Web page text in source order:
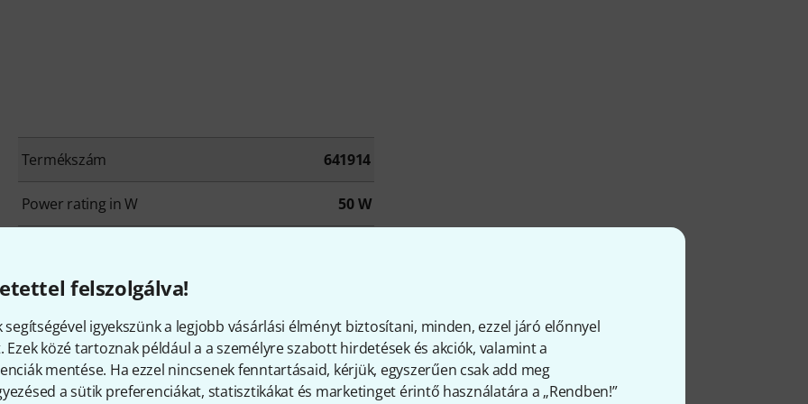
felszolgálva!
segítségével igyekszünk a legjobb vásárlási élményt biztosítani, minden, ezzel járó előnnyel
Ezek közé tartoznak például a a személyre szabott hirdetések és akciók, valamint a
mentése. Ha ezzel nincsenek fenntartásaid, kérjük, egyszerűen csak add meg
a sütik preferenciákat, statisztikákat és marketinget érintő használatára a „Rendben!”
Termékszám 641914
Power rating in W 50 W
Reverb
Recording Output No
Connection for External Speaker Yes